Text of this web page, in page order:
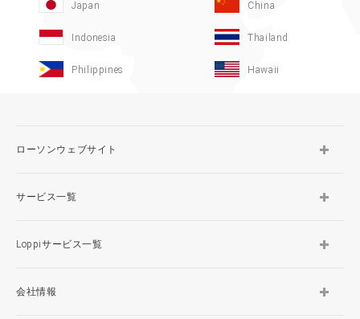
Japan China
Indonesia Thailand
Philippines Hawaii
ローソンウェブサイト
サービス一覧
Loppiサービス一覧
会社情報